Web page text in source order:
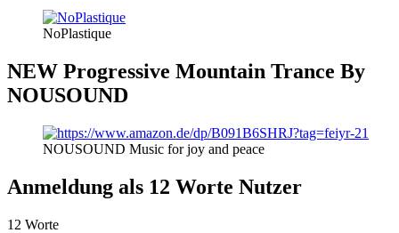
NoPlastique
NEW Progressive Mountain Trance By
NOUSOUND
NOUSOUND Music for joy and peace
Anmeldung als 12 Worte Nutzer
12 Worte